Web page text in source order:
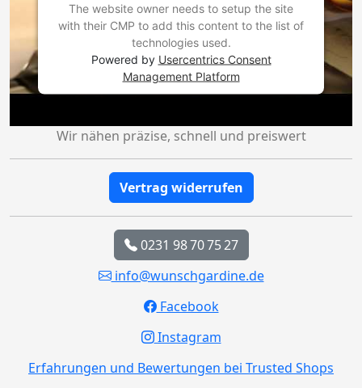
The website owner needs to setup the site
with their CMP to add this content to the list of
technologies used.
Powered by Usercentrics Consent
Management Platform
Wir nähen präzise, schnell und preiswert
Vertrag widerrufen
0231 98 70 75 27
info@wunschgardine.de
Facebook
Instagram
Erfahrungen und Bewertungen bei Trusted Shops